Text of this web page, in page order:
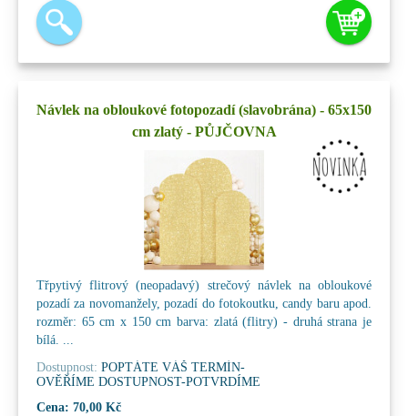
Návlek na obloukové fotopozadí (slavobrána) - 65x150
cm zlatý - PŮJČOVNA
Třpytivý flitrový (neopadavý) strečový návlek na obloukové
pozadí za novomanžely, pozadí do fotokoutku, candy baru apod.
rozměr: 65 cm x 150 cm barva: zlatá (flitry) - druhá strana je
bílá. ...
Dostupnost: POPTÁTE VÁŠ TERMÍN-
OVĚŘÍME DOSTUPNOST-POTVRDÍME
Cena: 70,00 Kč